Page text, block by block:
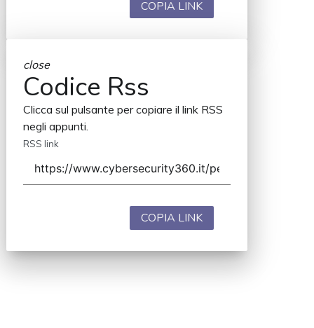
COPIA LINK
close
Codice Rss
Clicca sul pulsante per copiare il link RSS
negli appunti.
RSS link
COPIA LINK